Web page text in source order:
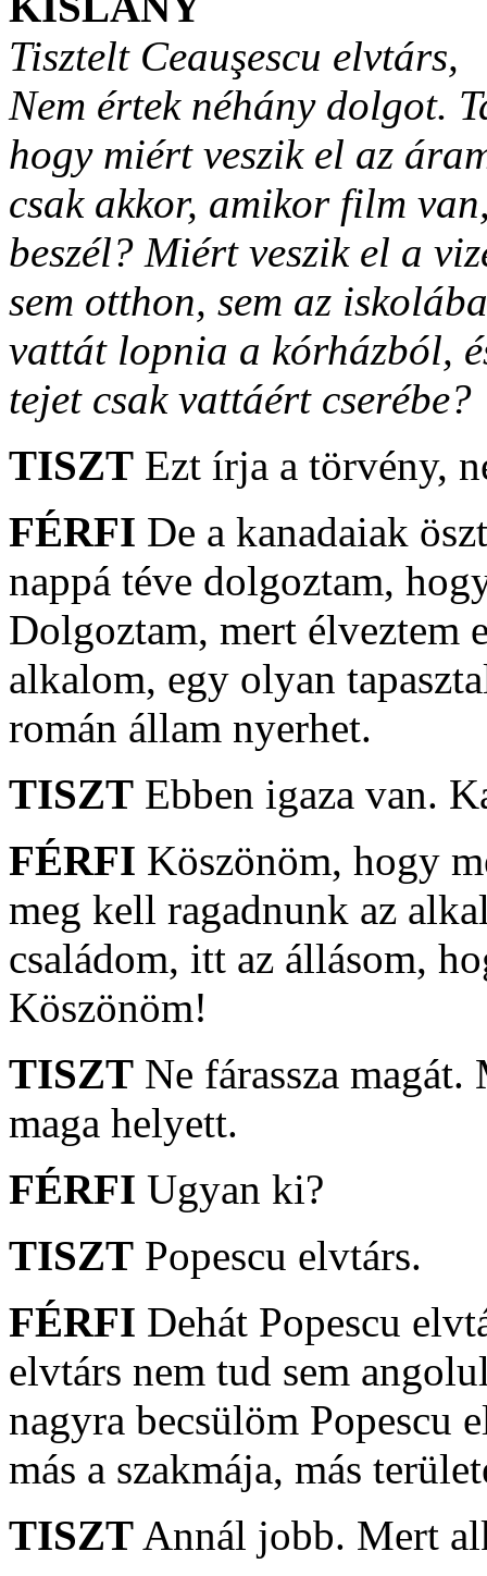
Tisztelt Ceauşescu elvtárs,
Nem értek néhány dolgot.
hogy miért veszik el az
csak akkor, amikor film
beszél? Miért veszik el a
sem otthon, sem az
vattát lopnia a kórházból,
tejet csak vattáért cserébe?
TISZT Ezt írja a törvény,
FÉRFI De a kanadaiak
nappá téve dolgoztam,
Dolgoztam, mert élveztem
alkalom, egy olyan
román állam nyerhet.
TISZT Ebben igaza van.
FÉRFI Köszönöm, hogy
meg kell ragadnunk az
családom, itt az állásom,
Köszönöm!
TISZT Ne fárassza
maga helyett.
FÉRFI Ugyan ki?
TISZT Popescu elvtárs.
FÉRFI Dehát Popescu
elvtárs nem tud sem
nagyra becsülöm Popescu
más a szakmája, más
TISZT Annál jobb. Mert